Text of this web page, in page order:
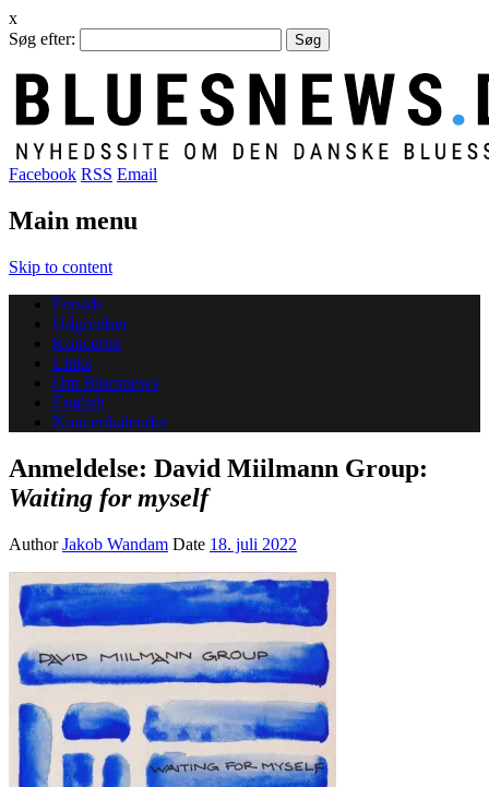
x
Søg efter:
Facebook RSS Email
Main menu
Skip to content
Forside
Udgivelser
Koncerter
Links
Om Bluesnews
English
Koncertkalender
Anmeldelse: David Miilmann Group:
Waiting for myself
AuthorJakob Wandam Date 18. juli 2022